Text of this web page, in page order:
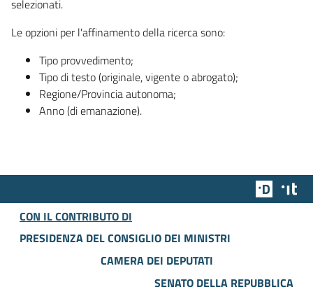
selezionati.
Le opzioni per l'affinamento della ricerca sono:
Tipo provvedimento;
Tipo di testo (originale, vigente o abrogato);
Regione/Provincia autonoma;
Anno (di emanazione).
Team
CON IL CONTRIBUTO DI
PRESIDENZA DEL CONSIGLIO DEI MINISTRI
CAMERA DEI DEPUTATI
SENATO DELLA REPUBBLICA